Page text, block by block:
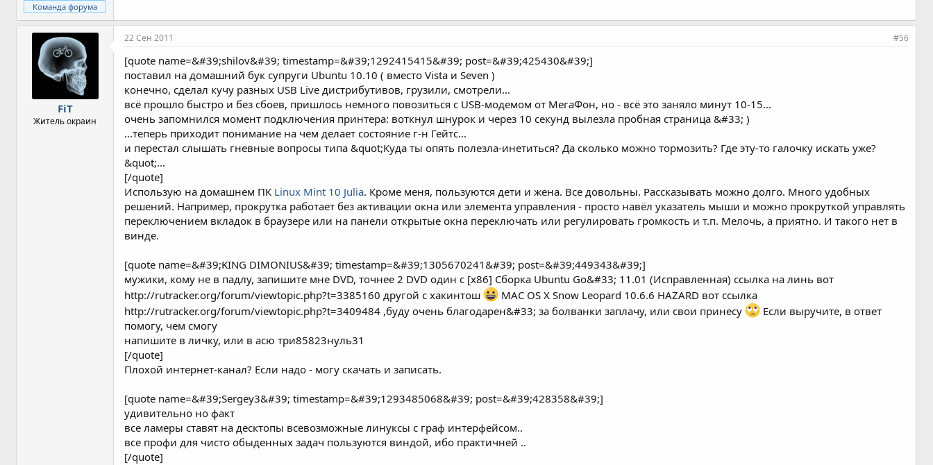
Команда форума
FiT
Житель окраин
22 Сен 2011 #56
[quote name=&#39;shilov&#39; timestamp=&#39;1292415415&#39; post=&#39;425430&#39;]
поставил на домашний бук супруги Ubuntu 10.10 ( вместо Vista и Seven )
конечно, сделал кучу разных USB Live дистрибутивов, грузили, смотрели...
всё прошло быстро и без сбоев, пришлось немного повозиться с USB-модемом от МегаФон, но - всё это заняло минут 10-15...
очень запомнился момент подключения принтера: воткнул шнурок и через 10 секунд вылезла пробная страница &#33; )
...теперь приходит понимание на чем делает состояние г-н Гейтс...
и перестал слышать гневные вопросы типа &quot;Куда ты опять полезла-инетиться? Да сколько можно тормозить? Где эту-то галочку искать уже?
&quot;...
[/quote]
Использую на домашнем ПК Linux Mint 10 Julia. Кроме меня, пользуются дети и жена. Все довольны. Рассказывать можно долго. Много удобных
решений. Например, прокрутка работает без активации окна или элемента управления - просто навёл указатель мыши и можно прокруткой управлять
переключением вкладок в браузере или на панели открытые окна переключать или регулировать громкость и т.п. Мелочь, а приятно. И такого нет в
винде.
[quote name=&#39;KING DIMONIUS&#39; timestamp=&#39;1305670241&#39; post=&#39;449343&#39;]
мужики, кому не в падлу, запишите мне DVD, точнее 2 DVD один с [x86] Сборка Ubuntu Go&#33; 11.01 (Исправленная) ссылка на линь вот
http://rutracker.org/forum/viewtopic.php?t=3385160 другой с хакинтош
MAC OS X Snow Leopard 10.6.6 HAZARD вот ссылка
http://rutracker.org/forum/viewtopic.php?t=3409484 ,буду очень благодарен&#33; за болванки заплачу, или свои принесу
Если выручите, в ответ
помогу, чем смогу
напишите в личку, или в асю три85823нуль31
[/quote]
Плохой интернет-канал? Если надо - могу скачать и записать.
[quote name=&#39;Sergey3&#39; timestamp=&#39;1293485068&#39; post=&#39;428358&#39;]
удивительно но факт
все ламеры ставят на десктопы всевозможные линуксы с граф интерфейсом..
все профи для чисто обыденных задач пользуются виндой, ибо практичней ..
[/quote]